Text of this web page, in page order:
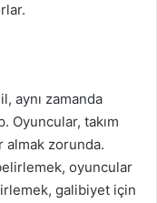
aynı zamanda
Oyuncular, takım
almak zorunda.
oyuncular
galibiyet için